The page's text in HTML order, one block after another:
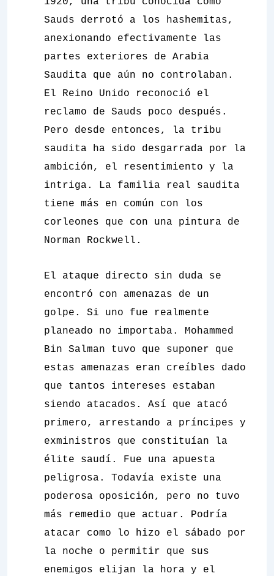
Sauds derrotó a los hashemitas,
anexionando efectivamente las
partes exteriores de Arabia
Saudita que aún no controlaban.
El Reino Unido reconoció el
reclamo de Sauds poco después.
Pero desde entonces, la tribu
saudita ha sido desgarrada por la
ambición, el resentimiento y la
intriga. La familia real saudita
tiene más en común con los
corleones que con una pintura de
Norman Rockwell.
El ataque directo sin duda se
encontró con amenazas de un
golpe. Si uno fue realmente
planeado no importaba. Mohammed
Bin Salman tuvo que suponer que
estas amenazas eran creíbles dado
que tantos intereses estaban
siendo atacados. Así que atacó
primero, arrestando a príncipes y
exministros que constituían la
élite saudí. Fue una apuesta
peligrosa. Todavía existe una
poderosa oposición, pero no tuvo
más remedio que actuar. Podría
atacar como lo hizo el sábado por
la noche o permitir que sus
enemigos elijan la hora y el